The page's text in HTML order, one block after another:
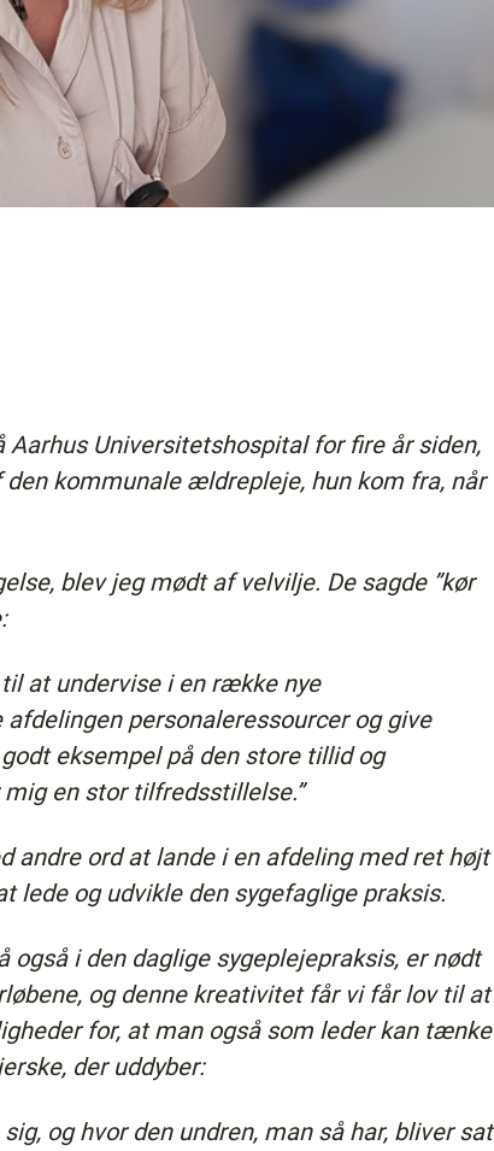
Universitetshospital for fire år siden,
kommunale ældrepleje, hun kom fra, når
blev jeg mødt af velvilje. De sagde ”kør
at undervise i en række nye
personaleressourcer og give
eksempel på den store tillid og
en stor tilfredsstillelse.”
andre ord at lande i en afdeling med ret højt
og udvikle den sygefaglige praksis.
i den daglige sygeplejepraksis, er nødt
og denne kreativitet får vi får lov til at
for, at man også som leder kan tænke
der uddyber:
og hvor den undren, man så har, bliver sat